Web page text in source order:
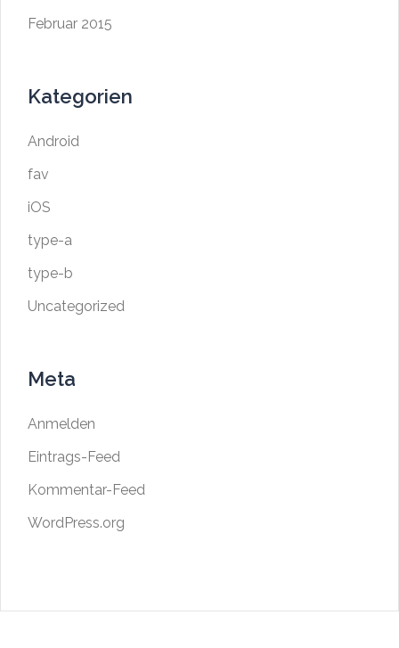
Februar 2015
Kategorien
Android
fav
iOS
type-a
type-b
Uncategorized
Meta
Anmelden
Eintrags-Feed
Kommentar-Feed
WordPress.org